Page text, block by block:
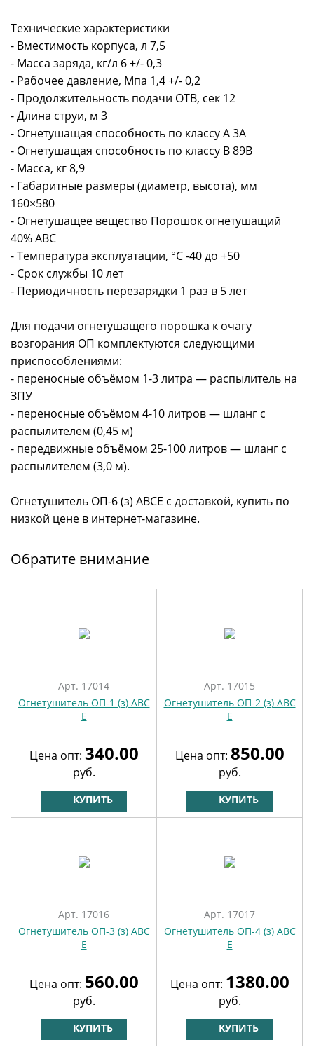
Технические характеристики
- Вместимость корпуса, л 7,5
- Масса заряда, кг/л 6 +/- 0,3
- Рабочее давление, Мпа 1,4 +/- 0,2
- Продолжительность подачи ОТВ, сек 12
- Длина струи, м 3
- Огнетушащая способность по классу А 3А
- Огнетушащая способность по классу В 89B
- Масса, кг 8,9
- Габаритные размеры (диаметр, высота), мм
160×580
- Огнетушащее вещество Порошок огнетушащий
40% АВС
- Температура эксплуатации, °C -40 до +50
- Срок службы 10 лет
- Периодичность перезарядки 1 раз в 5 лет
Для подачи огнетушащего порошка к очагу
возгорания ОП комплектуются следующими
приспособлениями:
- переносные объёмом 1-3 литра — распылитель на
ЗПУ
- переносные объёмом 4-10 литров — шланг с
распылителем (0,45 м)
- передвижные объёмом 25-100 литров — шланг с
распылителем (3,0 м).
Огнетушитель ОП-6 (з) АВСЕ с доставкой, купить по
низкой цене в интернет-магазине.
Обратите внимание
Арт. 17014
Огнетушитель ОП-1 (з) АВС
Е
Цена опт: 340.00
руб.
КУПИТЬ
Арт. 17015
Огнетушитель ОП-2 (з) АВС
Е
Цена опт: 850.00
руб.
КУПИТЬ
Арт. 17016
Огнетушитель ОП-3 (з) АВС
Е
Цена опт: 560.00
руб.
КУПИТЬ
Арт. 17017
Огнетушитель ОП-4 (з) АВС
Е
Цена опт: 1380.00
руб.
КУПИТЬ